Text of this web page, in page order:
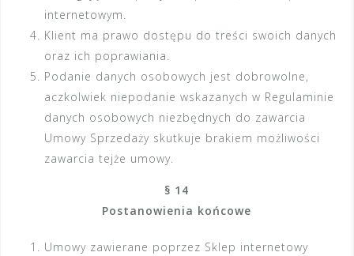
internetowym.
Klient ma prawo dostępu do treści swoich danych
oraz ich poprawiania.
Podanie danych osobowych jest dobrowolne,
aczkolwiek niepodanie wskazanych w Regulaminie
danych osobowych niezbędnych do zawarcia
Umowy Sprzedaży skutkuje brakiem możliwości
zawarcia tejże umowy.
§ 14
Postanowienia końcowe
Umowy zawierane poprzez Sklep internetowy